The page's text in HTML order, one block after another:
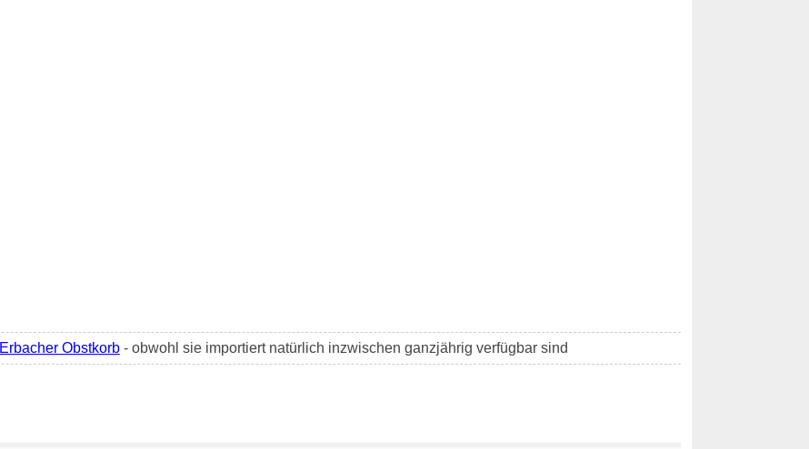
Erbacher Obstkorb- obwohl sie importiert natürlich inzwischen ganzjährig verfügbar sind